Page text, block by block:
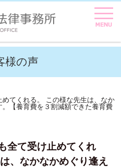
様の声
てくれる。 この様な先生は、なか
【養育費を３割減額できた養育費
全て受け止めてくれ
、なかなかめぐり逢え